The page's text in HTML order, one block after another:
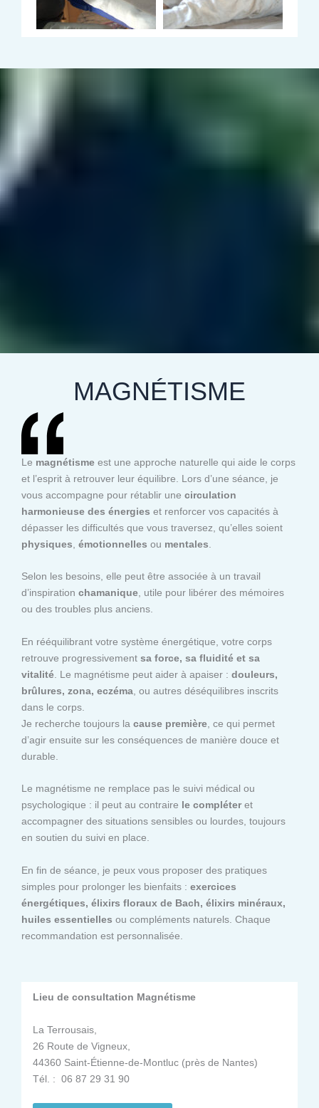
MAGNÉTISME
Le magnétisme est une approche naturelle qui aide le corps
et l’esprit à retrouver leur équilibre. Lors d’une séance, je
vous accompagne pour rétablir une circulation
harmonieuse des énergies et renforcer vos capacités à
dépasser les difficultés que vous traversez, qu’elles soient
physiques émotionnelles ou mentales
Selon les besoins, elle peut être associée à un travail
d’inspiration chamanique, utile pour libérer des mémoires
ou des troubles plus anciens.
En rééquilibrant votre système énergétique, votre corps
retrouve progressivement sa force, sa fluidité et sa
vitalité . Le magnétisme peut aider à apaiser : douleurs,
brûlures, zona, eczéma , ou autres déséquilibres inscrits
dans le corps.
Je recherche toujours la cause première , ce qui permet
d’agir ensuite sur les conséquences de manière douce et
durable.
Le magnétisme ne remplace pas le suivi médical ou
psychologique : il peut au contraire le compléteret
accompagner des situations sensibles ou lourdes, toujours
en soutien du suivi en place.
En fin de séance, je peux vous proposer des pratiques
simples pour prolonger les bienfaits : exercices
énergétiques, élixirs floraux de Bach, élixirs minéraux,
huiles essentielles ou compléments naturels. Chaque
recommandation est personnalisée.
Lieu de consultation Magnétisme
La Terrousais,
26 Route de Vigneux,
44360 Saint-Étienne-de-Montluc (près de Nantes)
Tél. : 06 87 29 31 90